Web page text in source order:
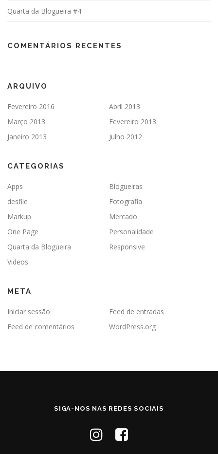
Quarta da Blogueira #4
COMENTÁRIOS RECENTES
ARQUIVO
Fevereiro 2016
Abril 2013
Março 2013
Fevereiro 2013
Janeiro 2013
Julho 2012
CATEGORIAS
Apps
Blogueiras
desfile
Fotografia
Markup
Mercado
One Page
Personalidade
Quarta da Blogueira
Responsive
Videos
META
Iniciar sessão
Feed de entradas
Feed de comentários
WordPress.org
SIGA-NOS NAS REDES SOCIAIS